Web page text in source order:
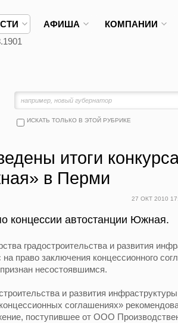
АФИША КОМПАНИИ
ИСКАТЬ ТОЛЬКО В ЭТОЙ РУБРИКЕ
итоги
в Перми
27 ОКТ 2010
концессии автостанции Южная.
градостроительства и развития
право заключения концессионного
несостоявшимся.
и развития
соглашениях»
поступившее от ООО